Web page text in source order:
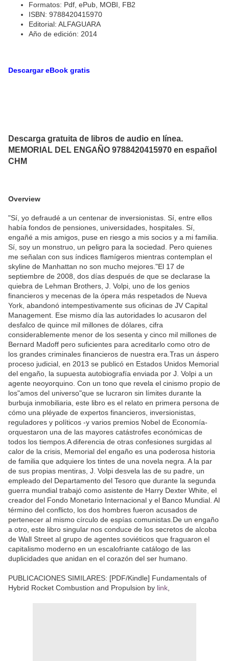
Formatos: Pdf, ePub, MOBI, FB2
ISBN: 9788420415970
Editorial: ALFAGUARA
Año de edición: 2014
Descargar eBook gratis
Descarga gratuita de libros de audio en línea.
MEMORIAL DEL ENGAÑO 9788420415970 en español
CHM
Overview
"Sí, yo defraudé a un centenar de inversionistas. Sí, entre ellos
había fondos de pensiones, universidades, hospitales. Sí,
engañé a mis amigos, puse en riesgo a mis socios y a mi familia.
Sí, soy un monstruo, un peligro para la sociedad. Pero quienes
me señalan con sus índices flamígeros mientras contemplan el
skyline de Manhattan no son mucho mejores."El 17 de
septiembre de 2008, dos días después de que se declarase la
quiebra de Lehman Brothers, J. Volpi, uno de los genios
financieros y mecenas de la ópera más respetados de Nueva
York, abandonó intempestivamente sus oficinas de JV Capital
Management. Ese mismo día las autoridades lo acusaron del
desfalco de quince mil millones de dólares, cifra
considerablemente menor de los sesenta y cinco mil millones de
Bernard Madoff pero suficientes para acreditarlo como otro de
los grandes criminales financieros de nuestra era.Tras un áspero
proceso judicial, en 2013 se publicó en Estados Unidos Memorial
del engaño, la supuesta autobiografía enviada por J. Volpi a un
agente neoyorquino. Con un tono que revela el cinismo propio de
los"amos del universo"que se lucraron sin límites durante la
burbuja inmobiliaria, este libro es el relato en primera persona de
cómo una pléyade de expertos financieros, inversionistas,
reguladores y políticos -y varios premios Nobel de Economía-
orquestaron una de las mayores catástrofes económicas de
todos los tiempos.A diferencia de otras confesiones surgidas al
calor de la crisis, Memorial del engaño es una poderosa historia
de familia que adquiere los tintes de una novela negra. A la par
de sus propias mentiras, J. Volpi desvela las de su padre, un
empleado del Departamento del Tesoro que durante la segunda
guerra mundial trabajó como asistente de Harry Dexter White, el
creador del Fondo Monetario Internacional y el Banco Mundial. Al
término del conflicto, los dos hombres fueron acusados de
pertenecer al mismo círculo de espías comunistas.De un engaño
a otro, este libro singular nos conduce de los secretos de alcoba
de Wall Street al grupo de agentes soviéticos que fraguaron el
capitalismo moderno en un escalofriante catálogo de las
duplicidades que anidan en el corazón del ser humano.
PUBLICACIONES SIMILARES: [PDF/Kindle] Fundamentals of
Hybrid Rocket Combustion and Propulsion by link,